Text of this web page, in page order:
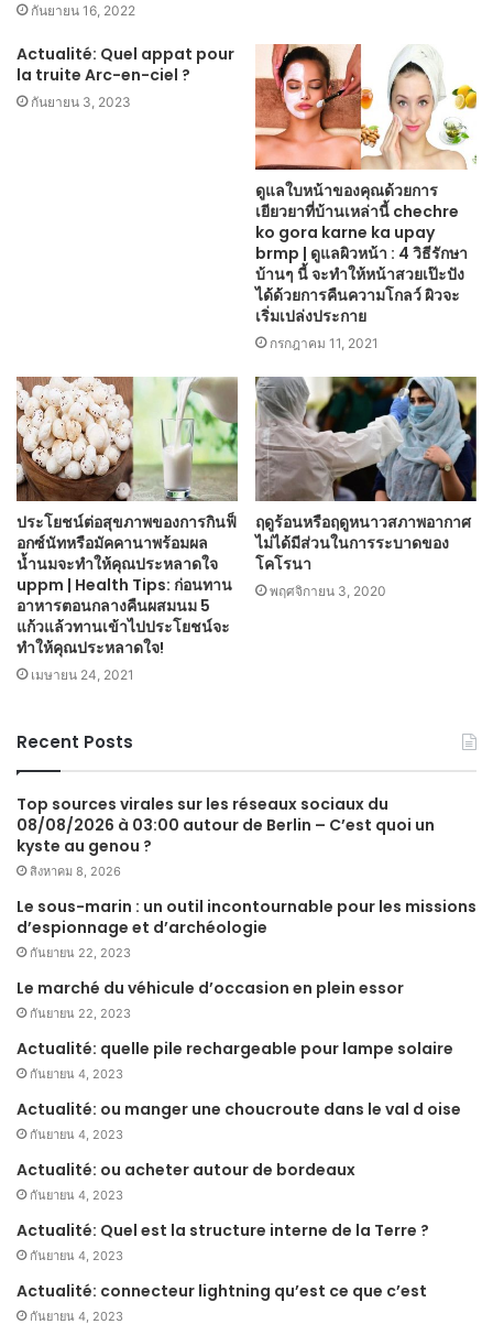
กันยายน 16, 2022
Actualité: Quel appat pour
la truite Arc-en-ciel ?
กันยายน 3, 2023
ดูแลใบหน้าของคุณด้วยการ
เยียวยาที่บ้านเหล่านี้ chechre
ko gora karne ka upay
brmp | ดูแลผิวหน้า : 4 วิธีรักษา
บ้านๆ นี้ จะทำให้หน้าสวยเป๊ะปัง
ได้ด้วยการคืนความโกลว์ ผิวจะ
เริ่มเปล่งประกาย
กรกฎาคม 11, 2021
ประโยชน์ต่อสุขภาพของการกินฟ็
อกซ์นัทหรือมัคคานาพร้อมผล
น้ำนมจะทำให้คุณประหลาดใจ
uppm | Health Tips: ก่อนทาน
อาหารตอนกลางคืนผสมนม 5
แก้วแล้วทานเข้าไปประโยชน์จะ
ทำให้คุณประหลาดใจ!
เมษายน 24, 2021
ฤดูร้อนหรือฤดูหนาวสภาพอากาศ
ไม่ได้มีส่วนในการระบาดของ
โคโรนา
พฤศจิกายน 3, 2020
Recent Posts
Top sources virales sur les réseaux sociaux du
08/08/2026 à 03:00 autour de Berlin – C’est quoi un
kyste au genou ?
สิงหาคม 8, 2026
Le sous-marin : un outil incontournable pour les missions
d’espionnage et d’archéologie
กันยายน 22, 2023
Le marché du véhicule d’occasion en plein essor
กันยายน 22, 2023
Actualité: quelle pile rechargeable pour lampe solaire
กันยายน 4, 2023
Actualité: ou manger une choucroute dans le val d oise
กันยายน 4, 2023
Actualité: ou acheter autour de bordeaux
กันยายน 4, 2023
Actualité: Quel est la structure interne de la Terre ?
กันยายน 4, 2023
Actualité: connecteur lightning qu’est ce que c’est
กันยายน 4, 2023